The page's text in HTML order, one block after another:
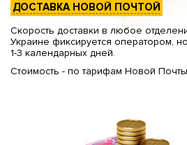
ДОСТАВКА НОВОЙ ПОЧТОЙ
Скорость доставки в любое
Украине фиксируется оператором,
1-3 календарных дней.
Стоимость - по тарифам Новой